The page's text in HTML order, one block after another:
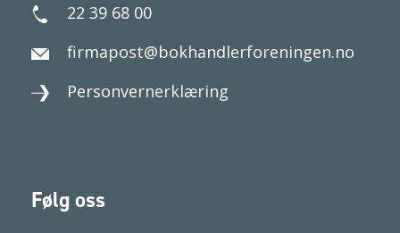
22 39 68 00
firmapost@bokhandlerforeningen.no
Personvernerklæring
Følg oss